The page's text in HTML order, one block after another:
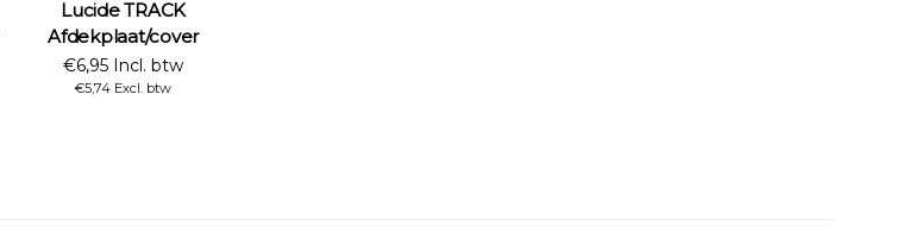
Lucide TRACK
Afdekplaat/cover
€6,95 Incl. btw
€5,74 Excl. btw